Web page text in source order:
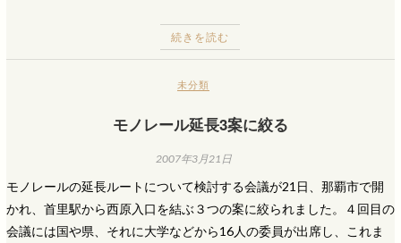
続きを読む
未分類
モノレール延長3案に絞る
2007年3月21日
モノレールの延長ルートについて検討する会議が21日、那覇市で開
かれ、首里駅から西原入口を結ぶ３つの案に絞られました。４回目の
会議には国や県、それに大学などから16人の委員が出席し、これま